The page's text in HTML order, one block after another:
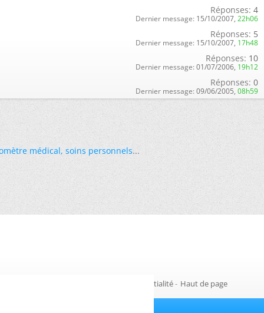
Réponses: 4
Dernier message: 15/10/2007, 22h06
Réponses: 5
Dernier message: 15/10/2007, 17h48
Réponses: 10
Dernier message: 01/07/2006, 19h12
Réponses: 0
Dernier message: 09/06/2005, 08h59
médical,soins personnels...
Politique de confidentialité- Haut de page